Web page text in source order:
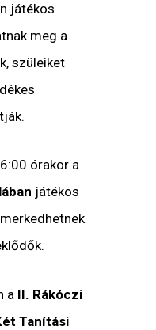
játékos
meg a
szüleiket
órakor a
játékos
a II. Rákóczi
Tanítási